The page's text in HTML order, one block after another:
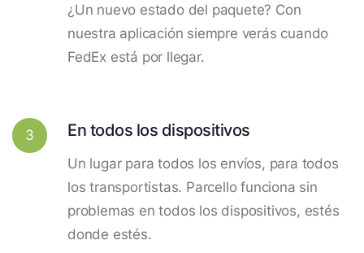
¿Un nuevo estado del paquete? Con
nuestra aplicación siempre verás cuando
FedEx está por llegar.
3 En todos los dispositivos
Un lugar para todos los envíos, para todos
los transportistas. Parcello funciona sin
problemas en todos los dispositivos, estés
donde estés.